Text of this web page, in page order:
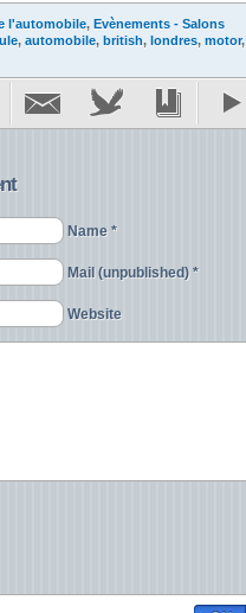
l'automobile, Evènements - Salons
, automobile, british, londres, motor,
Name *
Mail (unpublished) *
Website